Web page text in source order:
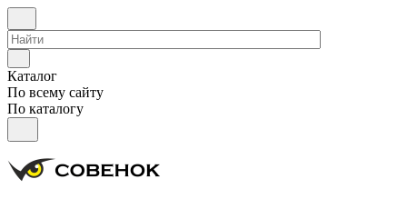
Каталог
По всему сайту
По каталогу